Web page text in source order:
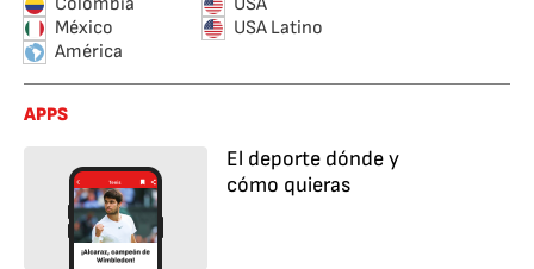
México
USA Latino
América
APPS
El deporte dónde y
cómo quieras